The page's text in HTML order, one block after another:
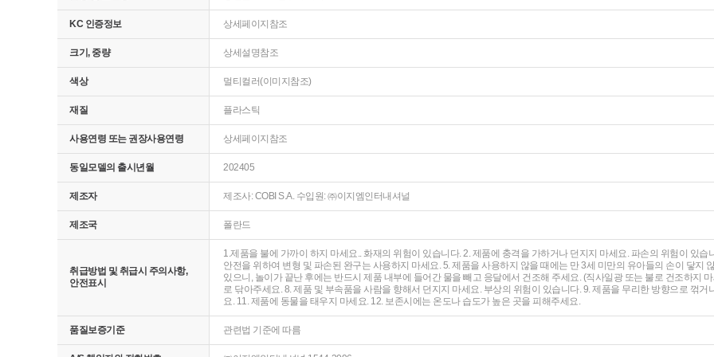
KC 인증정보 상세페이지참조
크기, 중량 상세설명참조
색상 멀티컬러(이미지참조)
재질 플라스틱
사용연령 또는 권장사용연령 상세페이지참조
동일모델의 출시년월 202405
제조자 제조사: COBI S.A. 수입원: ㈜이지엠인터내셔널
제조국 폴란드
취급방법 및 취급시 주의사항,
안전표시
1.제품을 불에 가까이 하지 마세요.. 화재의 위험이 있습니다. 2. 제품에 충격을 가하거나 던지지 마세요. 파손의 위험이 있
안전을 위하여 변형 및 파손된 완구는 사용하지 마세요. 5. 제품을 사용하지 않을 때에는 만 3세 미만의 유아들의 손이 닿지
있으니, 놀이가 끝난 후에는 반드시 제품 내부에 들어간 물을 빼고 응달에서 건조해 주세요. (직사일광 또는 불로 건조하지
로 닦아주세요. 8. 제품 및 부속품을 사람을 향해서 던지지 마세요. 부상의 위험이 있습니다. 9. 제품을 무리한 방향으로 꺾
요. 11. 제품에 동물을 태우지 마세요. 12. 보존시에는 온도나 습도가 높은 곳을 피해주세요.
품질보증기준 관련법 기준에 따름